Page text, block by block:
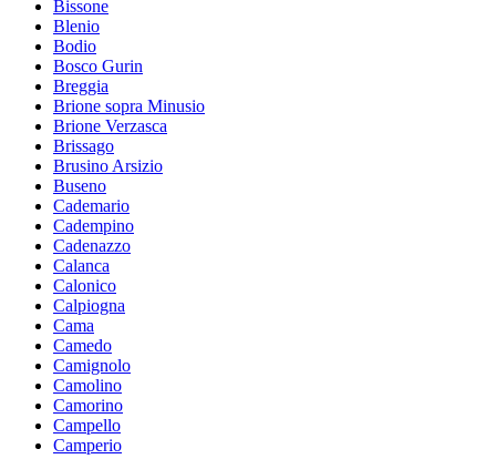
Bissone
Blenio
Bodio
Bosco Gurin
Breggia
Brione sopra Minusio
Brione Verzasca
Brissago
Brusino Arsizio
Buseno
Cademario
Cadempino
Cadenazzo
Calanca
Calonico
Calpiogna
Cama
Camedo
Camignolo
Camolino
Camorino
Campello
Camperio